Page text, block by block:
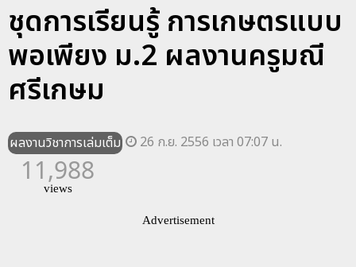
ชุดการเรียนรู้ การเกษตรแบบ
พอเพียง ม.2 ผลงานครูมณี
ศรีเกษม
ผลงานวิชาการเล่มเต็ม 26 ก.ย. 2556 เวลา 07:07 น.
11,988
views
Advertisement